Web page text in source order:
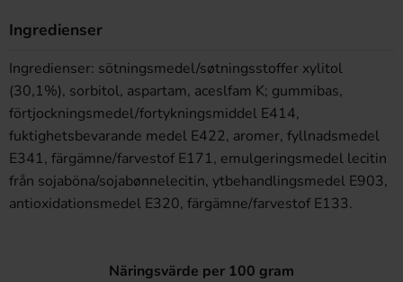
Ingredienser
Ingredienser: sötningsmedel/søtningsstoffer xylitol
(30,1%), sorbitol, aspartam, aceslfam K; gummibas,
förtjockningsmedel/fortykningsmiddel E414,
fuktighetsbevarande medel E422, aromer, fyllnadsmedel
E341, färgämne/farvestof E171, emulgeringsmedel lecitin
från sojaböna/sojabønnelecitin, ytbehandlingsmedel E903,
antioxidationsmedel E320, färgämne/farvestof E133.
Näringsvärde per 100 gram